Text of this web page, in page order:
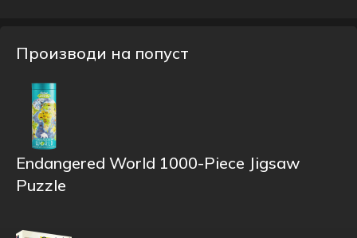
Производи на попуст
Endangered World 1000-Piece Jigsaw
Puzzle